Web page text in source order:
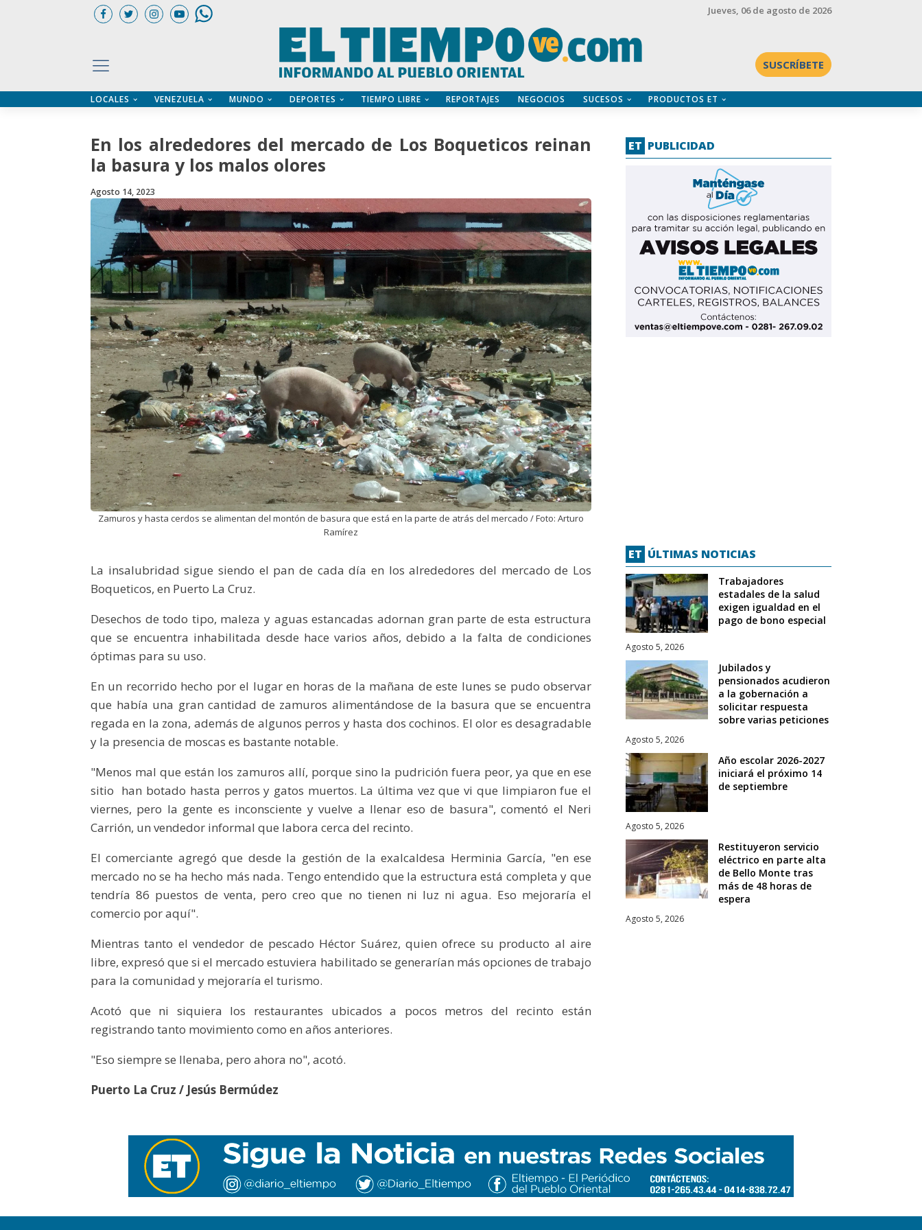
Jueves, 06 de agosto de 2026
SUSCRÍBETE
LOCALES VENEZUELA MUNDO DEPORTES TIEMPO LIBRE REPORTAJES NEGOCIOS SUCESOS PRODUCTOS ET
En los alrededores del mercado de Los Boqueticos reinan
la basura y los malos olores
Agosto 14, 2023
Zamuros y hasta cerdos se alimentan del montón de basura que está en la parte de atrás del mercado / Foto: Arturo
Ramírez
La insalubridad sigue siendo el pan de cada día en los alrededores del mercado de Los
Boqueticos, en Puerto La Cruz.
Desechos de todo tipo, maleza y aguas estancadas adornan gran parte de esta estructura
que se encuentra inhabilitada desde hace varios años, debido a la falta de condiciones
óptimas para su uso.
En un recorrido hecho por el lugar en horas de la mañana de este lunes se pudo observar
que había una gran cantidad de zamuros alimentándose de la basura que se encuentra
regada en la zona, además de algunos perros y hasta dos cochinos. El olor es desagradable
y la presencia de moscas es bastante notable.
"Menos mal que están los zamuros allí, porque sino la pudrición fuera peor, ya que en ese
sitio han botado hasta perros y gatos muertos. La última vez que vi que limpiaron fue el
viernes, pero la gente es inconsciente y vuelve a llenar eso de basura", comentó el Neri
Carrión, un vendedor informal que labora cerca del recinto.
El comerciante agregó que desde la gestión de la exalcaldesa Herminia García, "en ese
mercado no se ha hecho más nada. Tengo entendido que la estructura está completa y que
tendría 86 puestos de venta, pero creo que no tienen ni luz ni agua. Eso mejoraría el
comercio por aquí".
Mientras tanto el vendedor de pescado Héctor Suárez, quien ofrece su producto al aire
libre, expresó que si el mercado estuviera habilitado se generarían más opciones de trabajo
para la comunidad y mejoraría el turismo.
Acotó que ni siquiera los restaurantes ubicados a pocos metros del recinto están
registrando tanto movimiento como en años anteriores.
"Eso siempre se llenaba, pero ahora no", acotó.
Puerto La Cruz / Jesús Bermúdez
ET PUBLICIDAD
ET ÚLTIMAS NOTICIAS
Trabajadores
estadales de la salud
exigen igualdad en el
pago de bono especial
Agosto 5, 2026
Jubilados y
pensionados acudieron
a la gobernación a
solicitar respuesta
sobre varias peticiones
Agosto 5, 2026
Año escolar 2026-2027
iniciará el próximo 14
de septiembre
Agosto 5, 2026
Restituyeron servicio
eléctrico en parte alta
de Bello Monte tras
más de 48 horas de
espera
Agosto 5, 2026